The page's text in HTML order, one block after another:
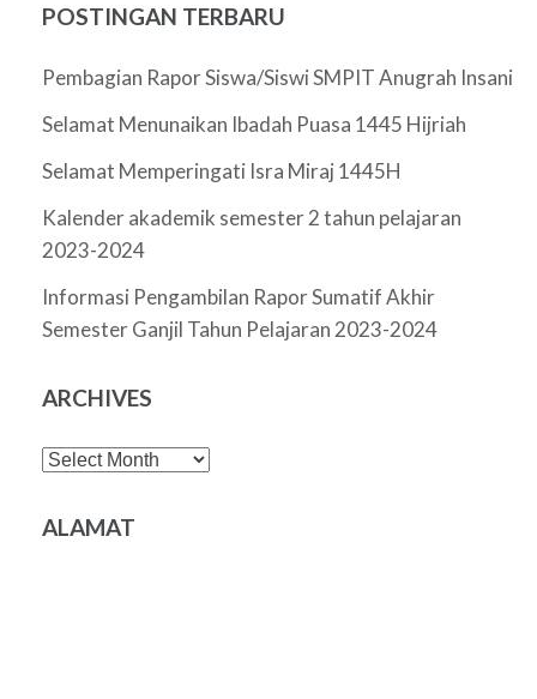
POSTINGAN TERBARU
Pembagian Rapor Siswa/Siswi SMPIT Anugrah Insani
Selamat Menunaikan Ibadah Puasa 1445 Hijriah
Selamat Memperingati Isra Miraj 1445H
Kalender akademik semester 2 tahun pelajaran
2023-2024
Informasi Pengambilan Rapor Sumatif Akhir
Semester Ganjil Tahun Pelajaran 2023-2024
ARCHIVES
Archives
ALAMAT